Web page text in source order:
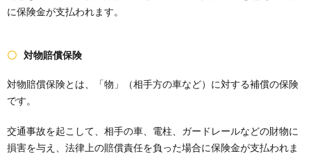
に保険金が支払われます。
対物賠償保険
対物賠償保険とは、「物」（相手方の車など）に対する補償の保険
です。
交通事故を起こして、相手の車、電柱、ガードレールなどの財物に
損害を与え、法律上の賠償責任を負った場合に保険金が支払われま